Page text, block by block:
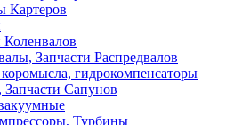
Картеров
Запчасти Распредвалов
гидрокомпенсаторы
Сапунов
Турбины